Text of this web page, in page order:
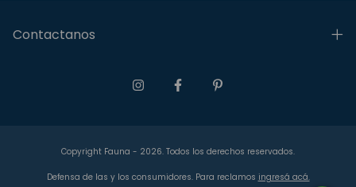
Contactanos
Copyright Fauna - 2026. Todos los derechos reservados.
Defensa de las y los consumidores. Para reclamos ingresá acá.